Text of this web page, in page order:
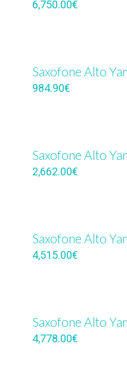
6,750.00€
Saxofone Alto
984.90€
Saxofone Alto
2,662.00€
Saxofone Alto
4,515.00€
Saxofone Alto
4,778.00€